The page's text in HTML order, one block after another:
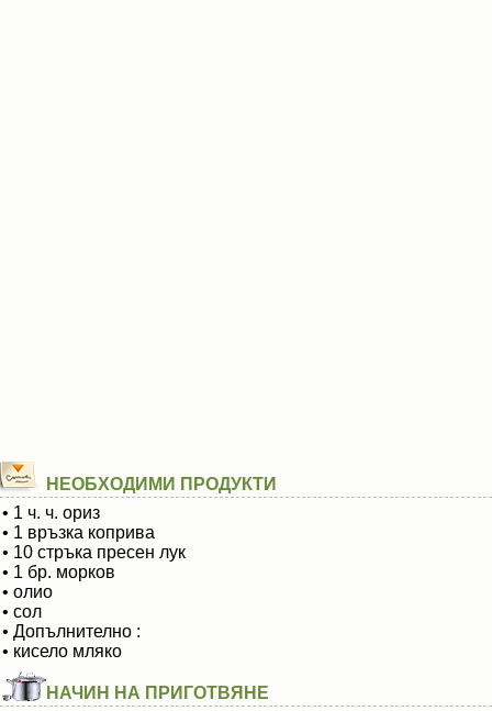
НЕОБХОДИМИ ПРОДУКТИ
• 1 ч. ч. ориз
• 1 връзка коприва
• 10 стръка пресен лук
• 1 бр. морков
• олио
• сол
• Допълнително :
• кисело мляко
НАЧИН НА ПРИГОТВЯНЕ